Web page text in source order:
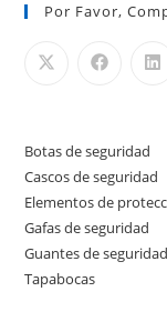
Por Favor,
Botas de seguridad
Cascos de seguridad
Elementos de
Gafas de seguridad
Guantes de seguridad
Tapabocas